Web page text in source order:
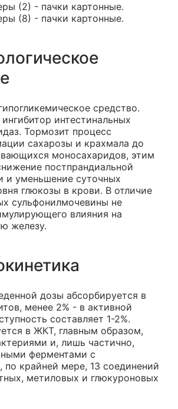
(2) - пачки картонные.
(8) - пачки картонные.
средство.
интестинальных
Тормозит процесс
сахарозы и крахмала до
моносахаридов, этим
постпрандиальной
и уменьшение суточных
глюкозы в крови. В отличие
сульфонилмочевины не
влияния на
железу.
дозы абсорбируется в
менее 2% - в активной
составляет 1-2%.
в ЖКТ, главным образом,
и, лишь частично,
ферментами с
по крайней мере, 13 соединений
метиловых и глюкуроновых